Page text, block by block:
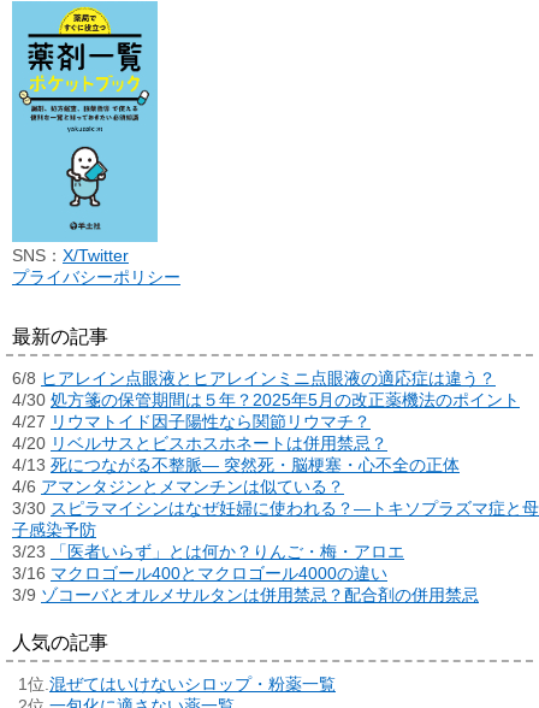
SNS： X/Twitter
プライバシーポリシー
最新の記事
6/8 ヒアレイン点眼液とヒアレインミニ点眼液の適応症は違う？
4/30 処方箋の保管期間は５年？2025年5月の改正薬機法のポイント
4/27 リウマトイド因子陽性なら関節リウマチ？
4/20 リベルサスとビスホスホネートは併用禁忌？
4/13 死につながる不整脈― 突然死・脳梗塞・心不全の正体
4/6 アマンタジンとメマンチンは似ている？
3/30 スピラマイシンはなぜ妊婦に使われる？―トキソプラズマ症と母
子感染予防
3/23
「医者いらず」とは何か？りんご・梅・アロエ
3/16 マクロゴール400とマクロゴール4000の違い
3/9 ゾコーバとオルメサルタンは併用禁忌？配合剤の併用禁忌
人気の記事
混ぜてはいけないシロップ・粉薬一覧